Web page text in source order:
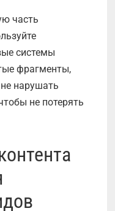
часть
системы
фрагменты,
нарушать
не потерять